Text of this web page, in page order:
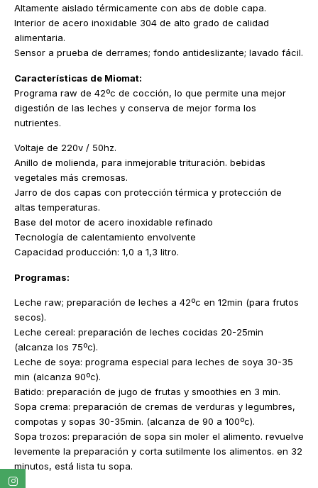
Altamente aislado térmicamente con abs de doble capa.
Interior de acero inoxidable 304 de alto grado de calidad
alimentaria.
Sensor a prueba de derrames; fondo antideslizante; lavado fácil.
Características de Miomat:
Programa raw de 42ºc de cocción, lo que permite una mejor
digestión de las leches y conserva de mejor forma los
nutrientes.
Voltaje de 220v / 50hz.
Anillo de molienda, para inmejorable trituración. bebidas
vegetales más cremosas.
Jarro de dos capas con protección térmica y protección de
altas temperaturas.
Base del motor de acero inoxidable refinado
Tecnología de calentamiento envolvente
Capacidad producción: 1,0 a 1,3 litro.
Programas:
Leche raw; preparación de leches a 42ºc en 12min (para frutos
secos).
Leche cereal: preparación de leches cocidas 20-25min
(alcanza los 75ºc).
Leche de soya: programa especial para leches de soya 30-35
min (alcanza 90ºc).
Batido: preparación de jugo de frutas y smoothies en 3 min.
Sopa crema: preparación de cremas de verduras y legumbres,
compotas y sopas 30-35min. (alcanza de 90 a 100ºc).
Sopa trozos: preparación de sopa sin moler el alimento. revuelve
levemente la preparación y corta sutilmente los alimentos. en 32
minutos, está lista tu sopa.